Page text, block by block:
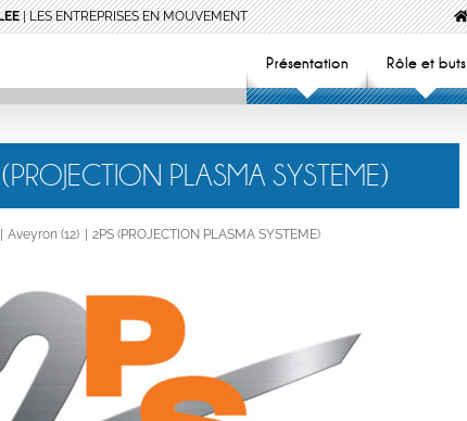
| LES ENTREPRISES EN MOUVEMENT
Présentation Rôle et buts
PLASMA SYSTEME)
Aveyron (12) 2PS (PROJECTION PLASMA SYSTEME)